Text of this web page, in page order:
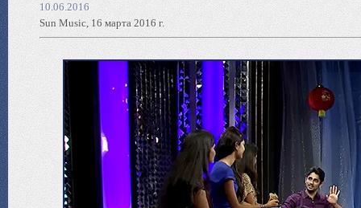
10.06.2016
Sun Music, 16 марта 2016 г.